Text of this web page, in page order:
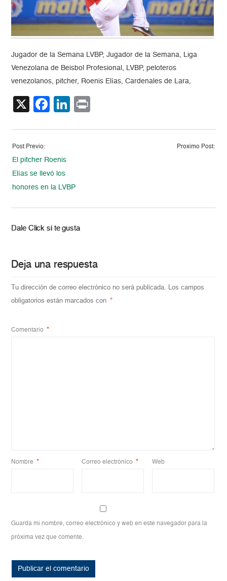
Jugador de la Semana LVBP, Jugador de la Semana, Liga
Venezolana de Beisbol Profesional, LVBP, peloteros
venezolanos, pitcher, Roenis Elías, Cardenales de Lara,
X Facebook
LinkedIn
Post Previo:
El pitcher Roenis
Elías se llevó los
honores en la LVBP
Proximo Post:
Dale Click si te gusta
Deja una respuesta
Tu dirección de correo electrónico no será publicada. Los campos
obligatorios están marcados con
*
Comentario *
Nombre * Correo electrónico * Web
Guarda mi nombre, correo electrónico y web en este navegador para la
próxima vez que comente.